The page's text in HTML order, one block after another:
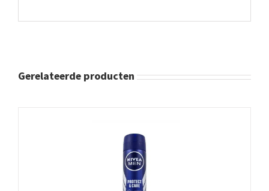
Gerelateerde producten